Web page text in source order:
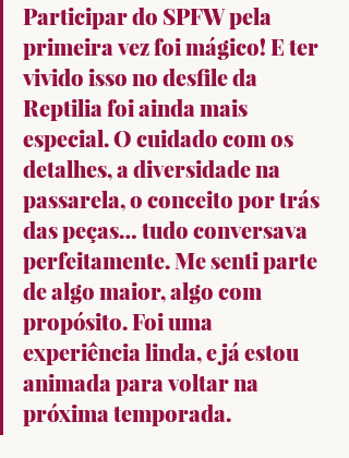
Participar do SPFW pela
primeira vez foi mágico! E ter
vivido isso no desfile da
Reptilia foi ainda mais
especial. O cuidado com os
detalhes, a diversidade na
passarela, o conceito por trás
das peças… tudo conversava
perfeitamente. Me senti parte
de algo maior, algo com
propósito. Foi uma
experiência linda, e já estou
animada para voltar na
próxima temporada.